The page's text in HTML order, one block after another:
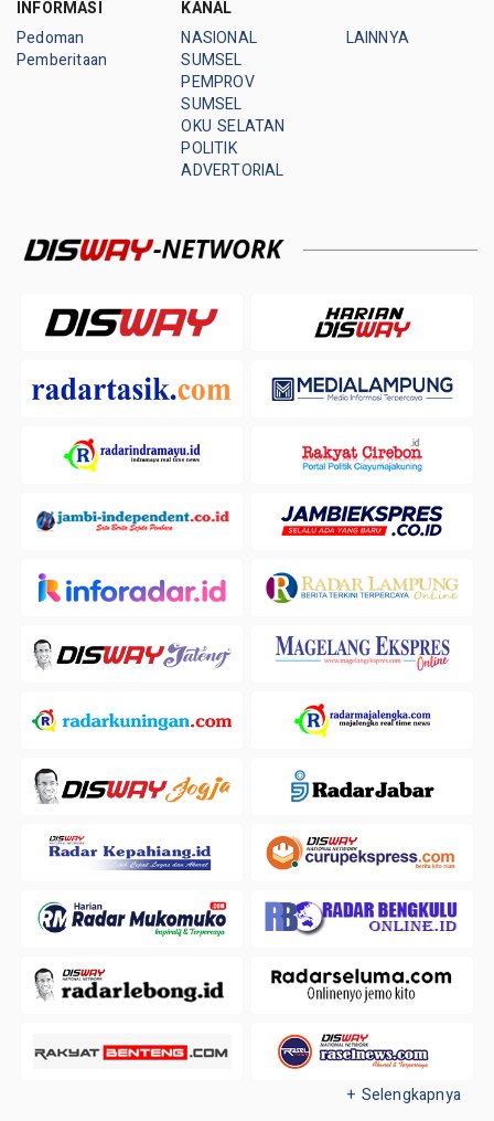
INFORMASI
Pedoman
Pemberitaan
KANAL
NASIONAL
SUMSEL
PEMPROV
SUMSEL
OKU SELATAN
POLITIK
ADVERTORIAL
LAINNYA
+ Selengkapnya